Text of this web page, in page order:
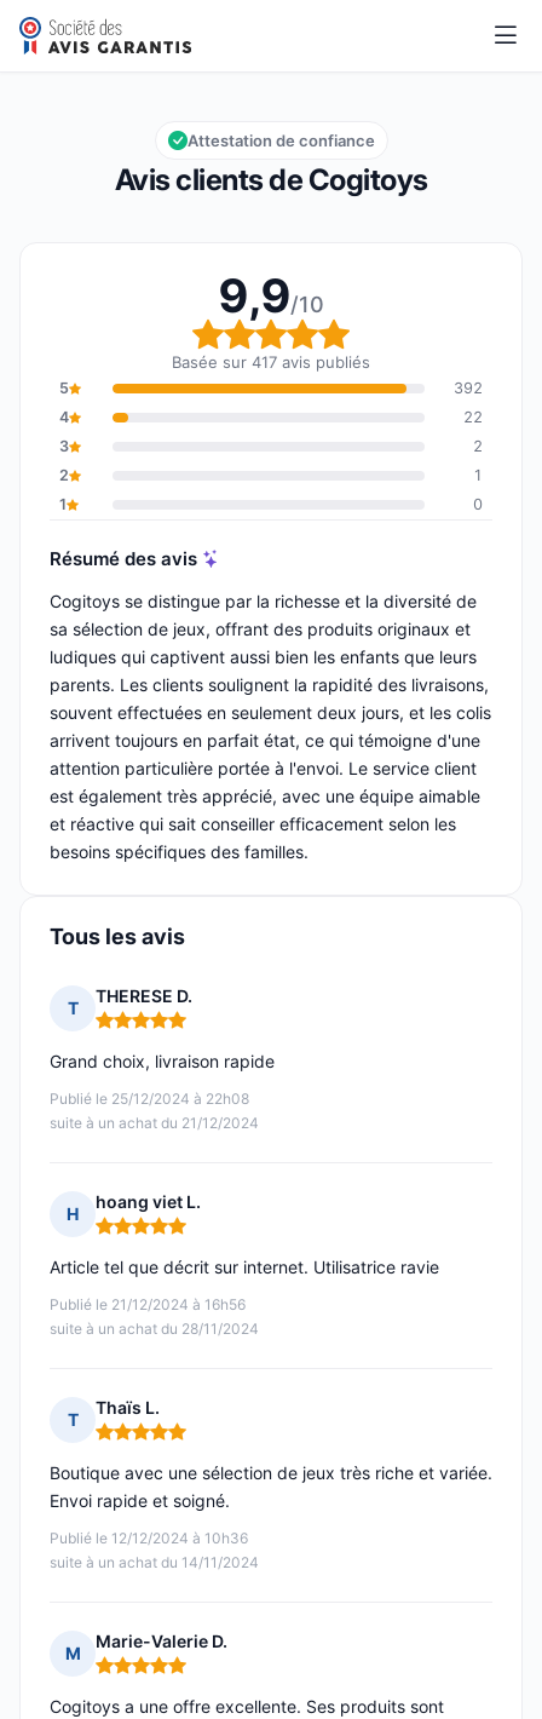
Cogitoys
Note globale : 9,9 sur 10
9,9/10
Avis clients de Cogitoys
Attestation de confiance
9,9/10
Note globale : 9,9 sur
Basée sur 417 avis publiés
5
392
4
22
3
2
2
1
1
0
Résumé des avis
Cogitoys se distingue par la richesse et la diversité de
sa sélection de jeux, offrant des produits originaux et
ludiques qui captivent aussi bien les enfants que leurs
parents. Les clients soulignent la rapidité des livraisons,
souvent effectuées en seulement deux jours, et les colis
arrivent toujours en parfait état, ce qui témoigne d'une
attention particulière portée à l'envoi. Le service client
est également très apprécié, avec une équipe aimable
et réactive qui sait conseiller efficacement selon les
besoins spécifiques des familles.
Tous les avis
T
THERESE D.
Note : 5 sur 5
Publié le 25/12/2024 à 22h08
suite à un achat du 21/12/2024
Grand choix, livraison rapide
H
hoang viet L.
Note : 5 sur 5
Publié le 21/12/2024 à 16h56
suite à un achat du 28/11/2024
Article tel que décrit sur internet. Utilisatrice ravie
T
Thaïs L.
Note : 5 sur 5
Publié le 12/12/2024 à 10h36
suite à un achat du 14/11/2024
Boutique avec une sélection de jeux très riche et variée.
Envoi rapide et soigné.
M
Marie-Valerie D.
Note : 5 sur 5
Cogitoys a une offre excellente. Ses produits sont